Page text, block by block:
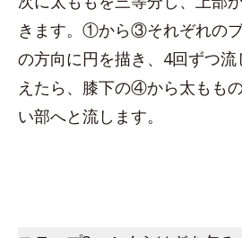
きます。①から③それぞれの
の方向に円を描き、4回ずつ
えたら、膝下の④から太もも
い部へと流します。